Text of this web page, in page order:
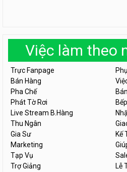
Việc làm theo
Trực Fanpage
Bán Hàng
Pha Chế
Phát Tờ Rơi
Live Stream B.Hàng
Thu Ngân
Gia Sư
Kế
Marketing
Tạp Vụ
Trợ Giảng
Lễ